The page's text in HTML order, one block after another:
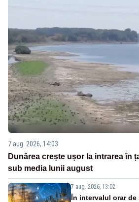
7 aug. 2026, 14:03
Dunărea crește ușor la intrarea în
sub media lunii august
7 aug. 2026, 13:02
În intervalul orar